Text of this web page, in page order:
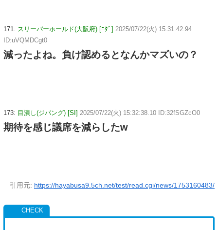
171: スリーパーホールド(大阪府) [ﾆﾀﾞ] 2025/07/22(火) 15:31:42.94
ID:uVQMDCgt0
減ったよね。負け認めるとなんかマズいの？
173: 目潰し(ジパング) [SI] 2025/07/22(火) 15:32:38.10 ID:32fSGZcO0
期待を感じ議席を減らしたw
引用元: https://hayabusa9.5ch.net/test/read.cgi/news/1753160483/